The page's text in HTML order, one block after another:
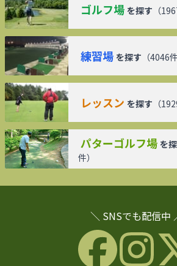
ゴルフ場 を探す （
練習場 を探す （4046
レッスン を探す （
パターゴルフ場 を
件）
＼ SNSでも配信中